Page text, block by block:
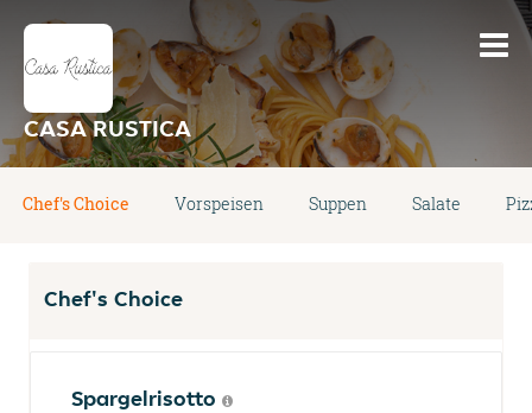
CASA RUSTICA
Chef's Choice Vorspeisen Suppen Salate
Chef's Choice
Spargelrisotto